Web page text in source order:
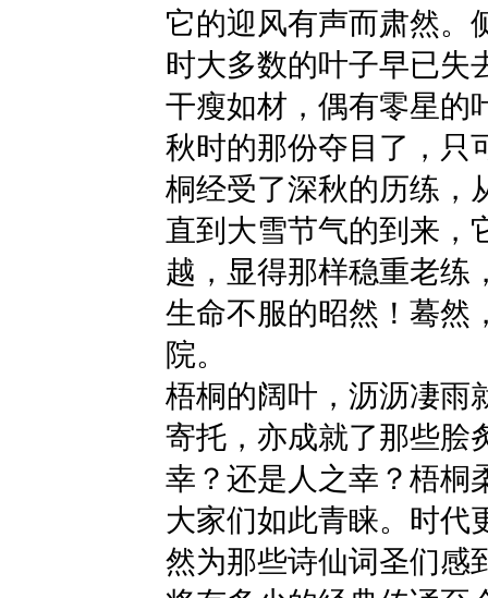
它的迎风有声而肃然。
时大多数的叶子早已失
干瘦如材，偶有零星的
秋时的那份夺目了，只
桐经受了深秋的历练，
直到大雪节气的到来，
越，显得那样稳重老练
生命不服的昭然！蓦然
院。
梧桐的阔叶，沥沥凄雨
寄托，亦成就了那些脍
幸？还是人之幸？梧桐
大家们如此青睐。时代
然为那些诗仙词圣们感